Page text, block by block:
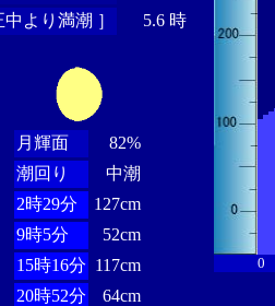
より満潮 ］
5.6 時
月輝面
82%
潮回り
中潮
2時29分
127cm
9時5分
52cm
15時16分 117cm
20時52分
64cm
0